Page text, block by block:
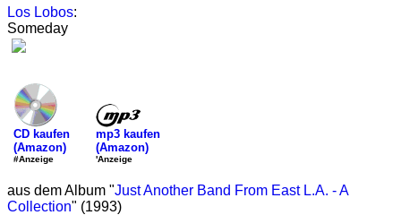
Los Lobos:
Someday
CD kaufen
(Amazon)
#Anzeige
mp3 kaufen
(Amazon)
'Anzeige
aus dem Album "Just Another Band From East L.A. - A
Collection" (1993)